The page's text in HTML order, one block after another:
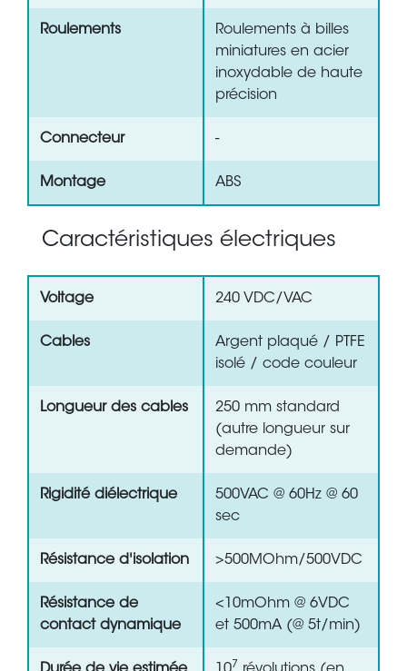
Roulements
Roulements à billes
miniatures en acier
inoxydable de haute
précision
Connecteur -
Montage ABS
Caractéristiques électriques
Voltage 240 VDC/VAC
Cables
Argent plaqué / PTFE
isolé / code couleur
Longueur des cables
250 mm standard
(autre longueur sur
demande)
Rigidité diélectrique
500VAC @ 60Hz @ 60
sec
Résistance d'isolation >500MOhm/500VDC
Résistance de
contact dynamique
<10mOhm @ 6VDC
et 500mA (@ 5t/min)
7